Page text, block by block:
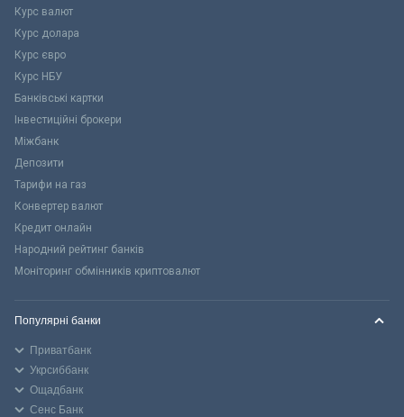
Курс валют
Курс долара
Курс євро
Курс НБУ
Банківські картки
Інвестиційні брокери
Міжбанк
Депозити
Тарифи на газ
Конвертер валют
Кредит онлайн
Народний рейтинг банків
Моніторинг обмінників криптовалют
Популярні банки
Приватбанк
Укрсиббанк
Ощадбанк
Сенс Банк